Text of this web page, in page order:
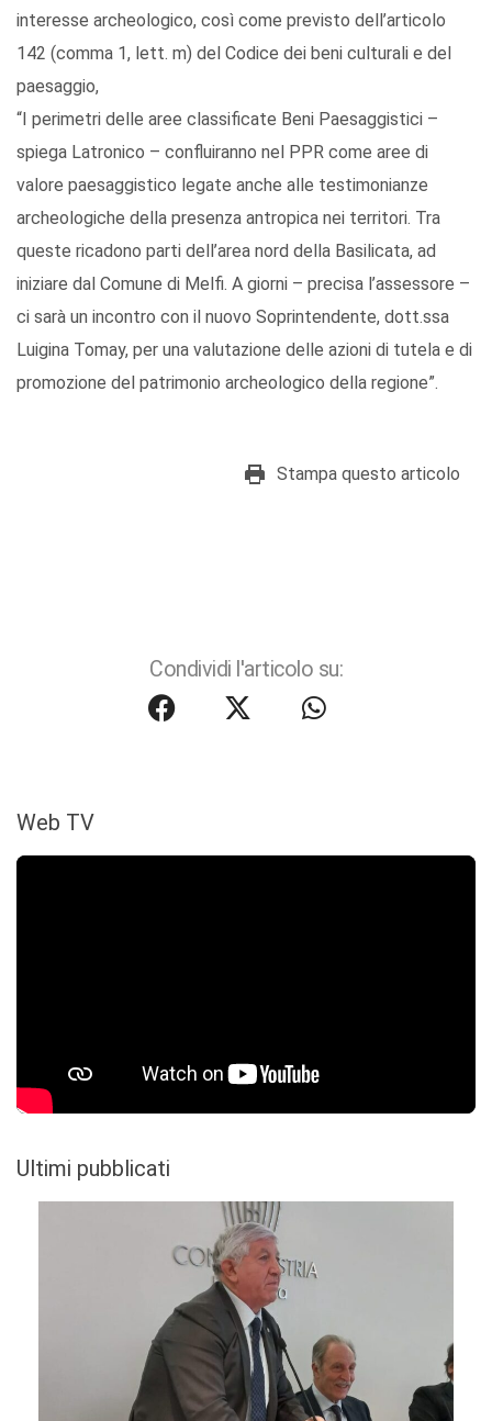
interesse archeologico, così come previsto dell’articolo
142 (comma 1, lett. m) del Codice dei beni culturali e del
paesaggio,
“I perimetri delle aree classificate Beni Paesaggistici –
spiega Latronico – confluiranno nel PPR come aree di
valore paesaggistico legate anche alle testimonianze
archeologiche della presenza antropica nei territori. Tra
queste ricadono parti dell’area nord della Basilicata, ad
iniziare dal Comune di Melfi. A giorni – precisa l’assessore –
ci sarà un incontro con il nuovo Soprintendente, dott.ssa
Luigina Tomay, per una valutazione delle azioni di tutela e di
promozione del patrimonio archeologico della regione”.
Stampa questo articolo
Condividi l'articolo su:
Web TV
Ultimi pubblicati